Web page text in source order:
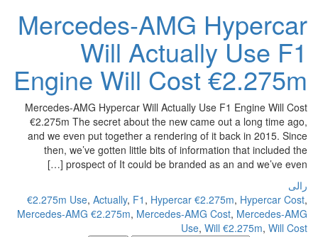
Mercedes-AMG Hypercar
Will Actually Use F1
Engine Will Cost €2.275m
Mercedes-AMG Hypercar Will Actually Use F1 Engine Will Cost
€2.275m The secret about the new came out a long time ago,
and we even put together a rendering of it back in 2015. Since
then, we’ve gotten little bits of information that included the
prospect of It could be branded as an and we’ve even […]
رالی
€2.275m Use,Actually, F1,Hypercar €2.275m,Hypercar Cost
Mercedes-AMG €2.275m,Mercedes-AMG Cost,Mercedes-AMG
Use,Will €2.275m,Will Cost